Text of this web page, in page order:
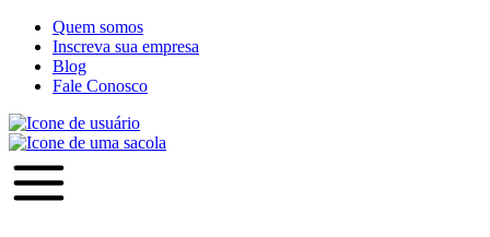
Quem somos
Inscreva sua empresa
Blog
Fale Conosco